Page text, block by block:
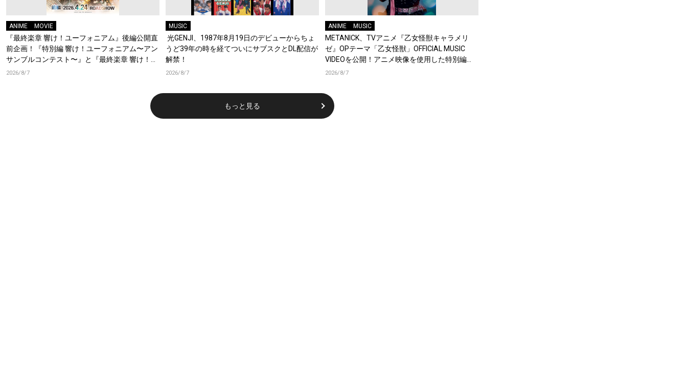
ANIME MOVIE
『最終楽章 響け！ユーフォニアム』後編公開直
前企画！『特別編 響け！ユーフォニアム〜アン
サンブルコンテスト〜』と『最終楽章 響け！ユ
ーフォニアム』前編の一挙上映が決定！
2026/8/7
MUSIC
光GENJI、1987年8月19日のデビューからちょ
うど39年の時を経てついにサブスクとDL配信が
解禁！
2026/8/7
ANIME MUSIC
METANICK、TVアニメ『乙女怪獣キャラメリ
ゼ』OPテーマ「乙女怪獣」OFFICIAL MUSIC
VIDEOを公開！アニメ映像を使用した特別編
集！
2026/8/7
もっと見る